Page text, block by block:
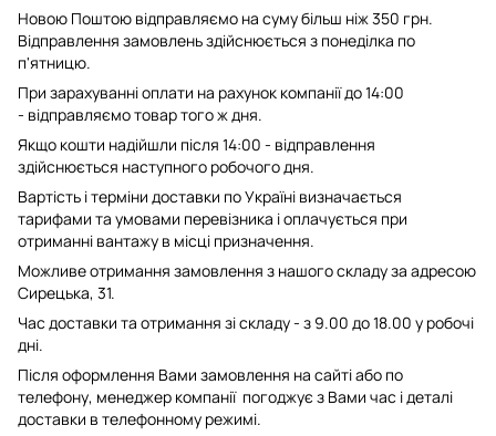
Новою Поштою відправляємо на суму більш ніж 350 грн.
Відправлення замовлень здійснюється з понеділка по
п'ятницю.
При зарахуванні оплати на рахунок компанії до 14:00
- відправляємо товар того ж дня.
Якщо кошти надійшли після 14:00 - відправлення
здійснюється наступного робочого дня.
Вартість і терміни доставки по Україні визначається
тарифами та умовами перевізника і оплачується при
отриманні вантажу в місці призначення.
Можливе отримання замовлення з нашого складу за адресою
Сирецька, 31.
Час доставки та отримання зі складу - з 9.00 до 18.00 у робочі
дні.
Після оформлення Вами замовлення на сайті або по
телефону, менеджер компанії погоджує з Вами час і деталі
доставки в телефонному режимі.